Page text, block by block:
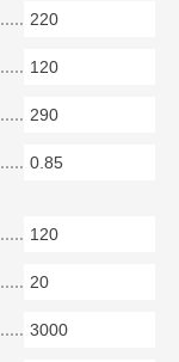
220
120
290
0.85
120
20
3000